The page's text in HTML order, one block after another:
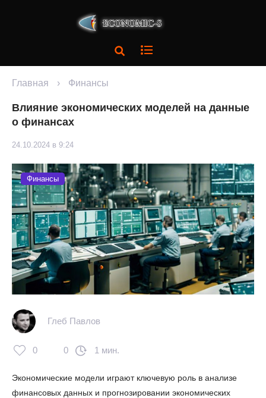
Главная › Финансы
Влияние экономических моделей на данные
о финансах
24.10.2024 в 9:24
Финансы
Глеб Павлов
0 0 1 мин.
Экономические модели играют ключевую роль в анализе
финансовых данных и прогнозировании экономических